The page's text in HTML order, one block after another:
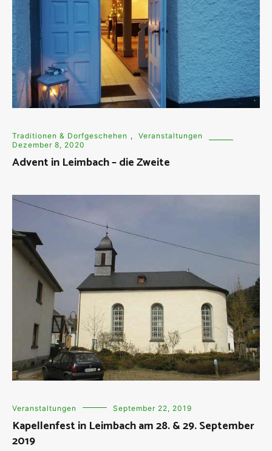
Traditionen & Dorfgeschehen ,
Veranstaltungen
Dezember 8, 2020
Advent in Leimbach – die Zweite
Veranstaltungen September 22, 2019
Kapellenfest in Leimbach am 28. & 29. September
2019